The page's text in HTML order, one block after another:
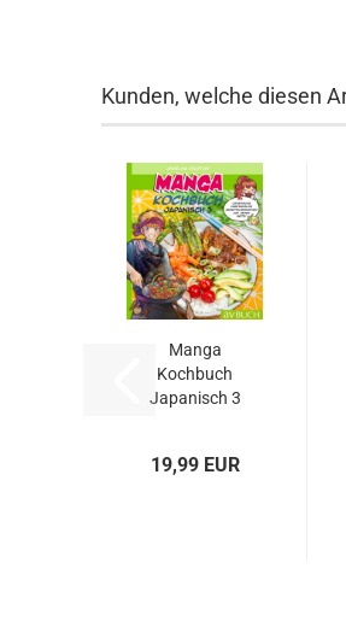
Kunden, welche diesen
Manga
Kochbuch
Japanisch 3
19,99 EUR